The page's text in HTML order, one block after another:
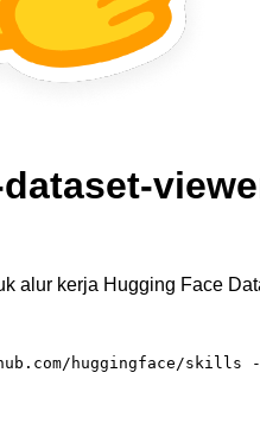
alur kerja Hugging Face
huggingface/skills